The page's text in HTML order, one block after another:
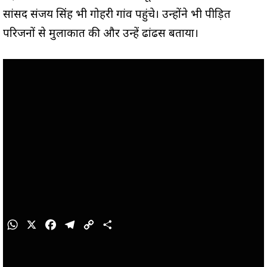
सांसद संजय सिंह भी गोहरी गांव पहुंचे। उन्होंने भी पीड़ित
परिजनों से मुलाकात की और उन्हें ढांढस बताया।
W